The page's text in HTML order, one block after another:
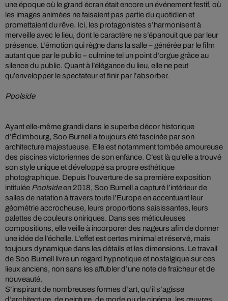
une époque où le grand écran était encore un événement festif, où
les images animées ne faisaient pas partie du quotidien et
promettaient du rêve. Ici, les protagonistes s’harmonisent à
merveille avec le lieu, dont le caractère ne s’épanouit que par leur
présence. L’émotion qui règne dans la salle – générée par le film
autant que par le public – culmine tel un point d’orgue grâce au
silence du public. Quant à l’élégance du lieu, elle ne peut
qu’envelopper le spectateur et finir par l’absorber.
Poolside
Ayant elle-même grandi dans le superbe décor historique
d’Édimbourg, Soo Burnell a toujours été fascinée par son
architecture majestueuse. Elle est notamment tombée amoureuse
des piscines victoriennes de son enfance. C’est là qu’elle a trouvé
son style unique et développé sa propre esthétique
photographique. Depuis l’ouverture de sa première exposition
intitulée Poolsideen 2018, Soo Burnell a capturé l’intérieur de
salles de natation à travers toute l’Europe en accentuant leur
géométrie accrocheuse, leurs proportions saisissantes, leurs
palettes de couleurs oniriques. Dans ses méticuleuses
compositions, elle veille à incorporer des nageurs afin de donner
une idée de l’échelle. L’effet est certes minimal et réservé, mais
toujours dynamique dans les détails et les dimensions. Le travail
de Soo Burnell livre un regard hypnotique et nostalgique sur ces
lieux anciens, non sans les affubler d’une note de fraîcheur et de
nouveauté.
S’inspirant de nombreuses formes d’art, qu’il s’agisse